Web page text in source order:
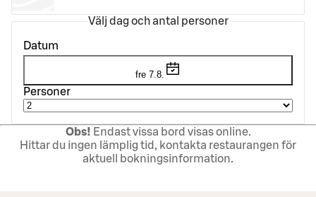
Välj dag och antal personer
Datum
fre 7.8.
Personer
Obs! Endast vissa bord visas online.
Hittar du ingen lämplig tid, kontakta restaurangen för
aktuell bokningsinformation.